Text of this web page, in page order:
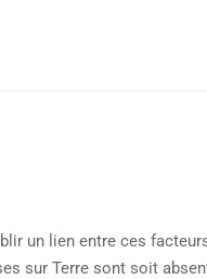
un lien entre ces
sur Terre sont soit